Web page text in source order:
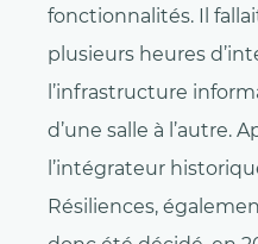
fonctionnalités. Il
plusieurs heures
l’infrastructure
d’une salle à l’autre.
l’intégrateur
Résiliences,